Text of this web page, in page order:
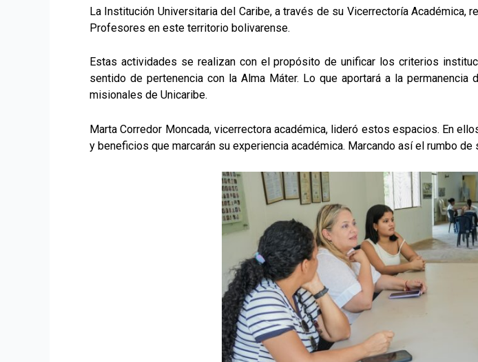
La Institución Universitaria del Caribe, a través de su Vicerrectoría Académica,
Profesores en este territorio bolivarense.
Estas actividades se realizan con el propósito de unificar los criterios
sentido de pertenencia con la Alma Máter. Lo que aportará a la
misionales de Unicaribe.
Marta Corredor Moncada, vicerrectora académica, lideró estos espacios. En
y beneficios que marcarán su experiencia académica. Marcando así el rumbo de